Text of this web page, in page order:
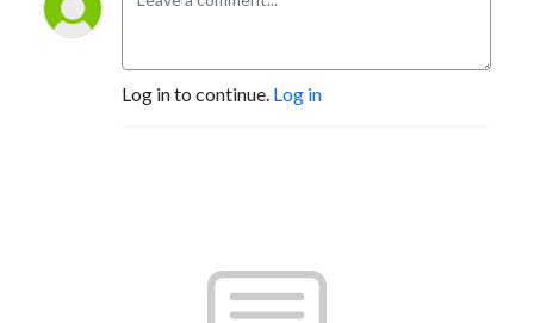
Log in to continue. Log in